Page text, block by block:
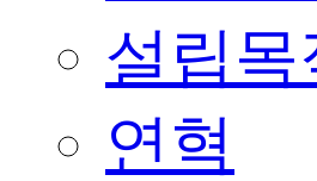
설립
연혁